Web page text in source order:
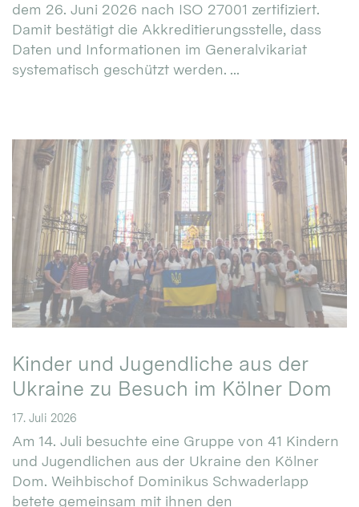
dem 26. Juni 2026 nach ISO 27001 zertifiziert.
Damit bestätigt die Akkreditierungsstelle, dass
Daten und Informationen im Generalvikariat
systematisch geschützt werden. ...
Kinder und Jugendliche aus der
Ukraine zu Besuch im Kölner Dom
17. Juli 2026
Am 14. Juli besuchte eine Gruppe von 41 Kindern
und Jugendlichen aus der Ukraine den Kölner
Dom. Weihbischof Dominikus Schwaderlapp
betete gemeinsam mit ihnen den